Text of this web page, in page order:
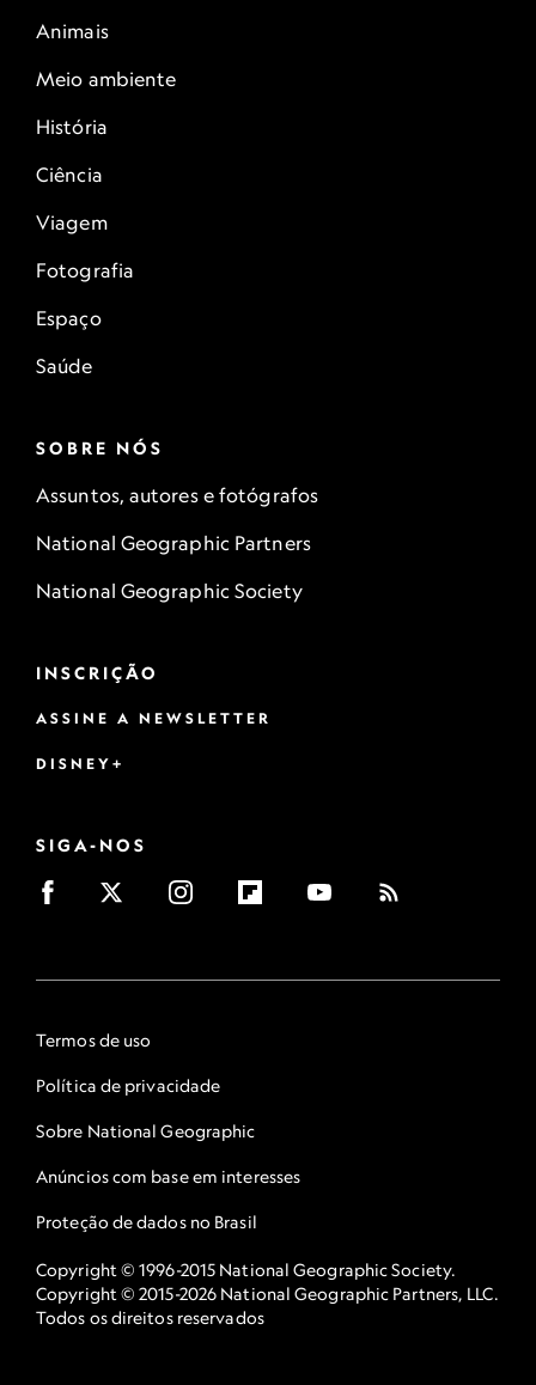
Animais
Meio ambiente
História
Ciência
Viagem
Fotografia
Espaço
Saúde
SOBRE NÓS
Assuntos, autores e fotógrafos
National Geographic Partners
National Geographic Society
INSCRIÇÃO
ASSINE A NEWSLETTER
DISNEY+
SIGA-NOS
Termos de uso
Política de privacidade
Sobre National Geographic
Anúncios com base em interesses
Proteção de dados no Brasil
Copyright © 1996-2015 National Geographic Society.
Copyright © 2015-2026 National Geographic Partners, LLC.
Todos os direitos reservados